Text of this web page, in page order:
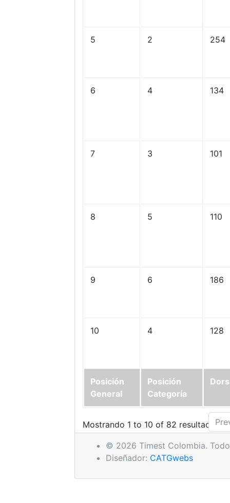
Posición
General
Posición
Categoría
5 2 254
6 4 134
7 3 101
8 5 110
9 6 186
10 4 128
Mostrando 1 to 10 of 82 resultados
© 2026 Timest Colombia.
Diseñador: CATGwebs